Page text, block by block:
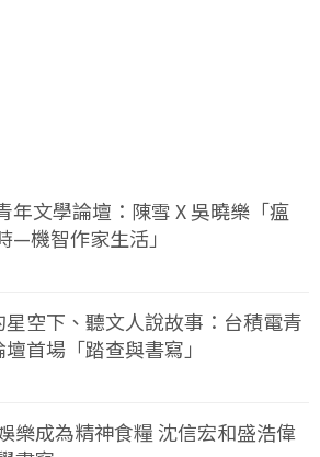
年文學論壇：陳雪 X 吳曉樂「瘟
—機智作家生活」
星空下、聽文人說故事：台積電青
首場「踏查與書寫」
樂成為精神食糧 沈信宏和盛浩偉